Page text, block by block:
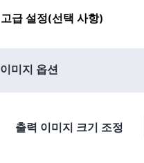
고급 설정(선택 사항)
이미지 옵션
출력 이미지 크기 조정